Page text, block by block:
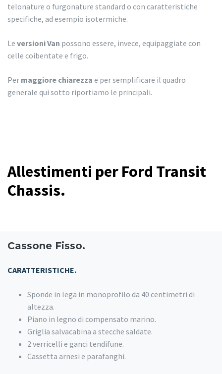
telonature o furgonature standard o con caratteristiche
specifiche, ad esempio isotermiche.
Le versioni Van possono essere, invece, equipaggiate con
celle coibentate e frigo.
Per maggiore chiarezza e per semplificare il quadro
generale qui sotto riportiamo le principali.
Allestimenti per Ford Transit
Chassis.
Cassone Fisso.
CARATTERISTICHE.
Sponde in lega in monoprofilo da 40 centimetri di
altezza.
Piano in legno di compensato marino.
Griglia salvacabina a stecche saldate.
2 verricelli e ganci tendifune.
Cassetta arnesi e parafanghi.